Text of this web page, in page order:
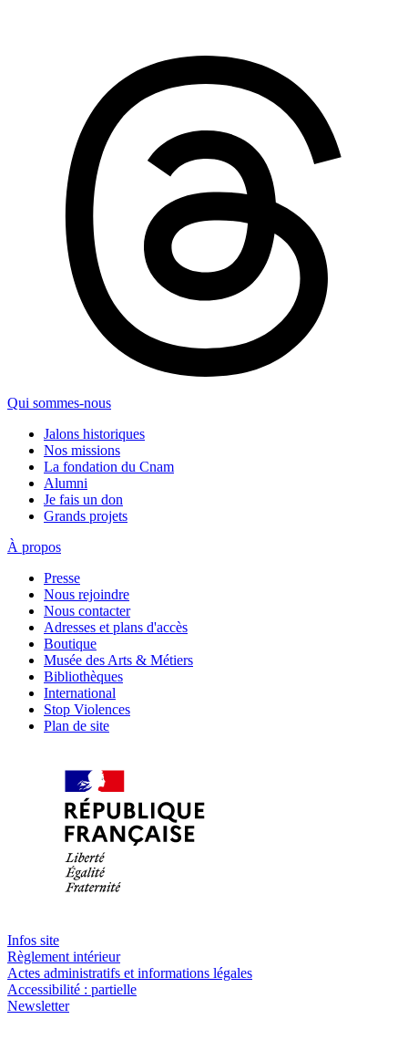
Qui sommes-nous
Jalons historiques
Nos missions
La fondation du Cnam
Alumni
Je fais un don
Grands projets
À propos
Presse
Nous rejoindre
Nous contacter
Adresses et plans d'accès
Boutique
Musée des Arts & Métiers
Bibliothèques
International
Stop Violences
Plan de site
Infos site
Règlement intérieur
Actes administratifs et informations légales
Accessibilité : partielle
Newsletter